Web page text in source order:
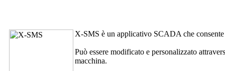
X-SMS è un applicativo SCADA che
Può essere modificato e personalizzato
macchina.